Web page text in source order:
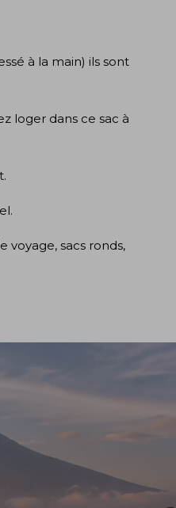
à la main) ils sont
loger dans ce sac à
voyage, sacs ronds,